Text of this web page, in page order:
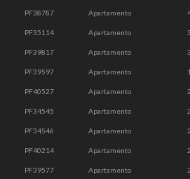
PF38787 Apartamento
PF35114 Apartamento
PF39817 Apartamento
PF39597 Apartamento
PF40527 Apartamento
PF34545 Apartamento
PF34546 Apartamento
PF40214 Apartamento
PF39577 Apartamento